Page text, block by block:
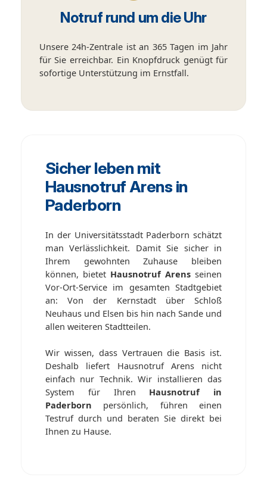
Notruf rund um die Uhr
Unsere 24h-Zentrale ist an 365 Tagen im Jahr
für Sie erreichbar. Ein Knopfdruck genügt für
sofortige Unterstützung im Ernstfall.
Sicher leben mit
Hausnotruf Arens in
Paderborn
In der Universitätsstadt Paderborn schätzt
man Verlässlichkeit. Damit Sie sicher in
Ihrem gewohnten Zuhause bleiben
können, bietet Hausnotruf Arens seinen
Vor-Ort-Service im gesamten Stadtgebiet
an: Von der Kernstadt über Schloß
Neuhaus und Elsen bis hin nach Sande und
allen weiteren Stadtteilen.
Wir wissen, dass Vertrauen die Basis ist.
Deshalb liefert Hausnotruf Arens nicht
einfach nur Technik. Wir installieren das
System für Ihren Hausnotruf in
Paderborn persönlich, führen einen
Testruf durch und beraten Sie direkt bei
Ihnen zu Hause.